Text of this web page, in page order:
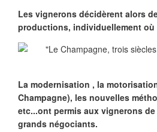
Les vignerons décidèrent alors
productions, individuellement
La modernisation , la
Champagne), les nouvelles
etc...ont permis aux vignerons
grands négociants.